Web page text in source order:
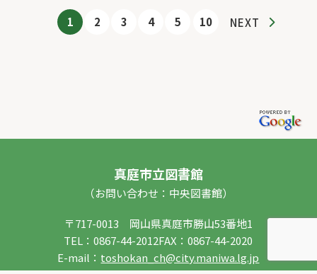
1 2 3 4 5 10 NEXT
真庭市立図書館
（お問い合わせ：中央図書館）
〒717-0013 岡山県真庭市勝山53番地1
TEL：0867-44-2012FAX：0867-44-2020
E-mail： toshokan_ch@city.maniwa.lg.jp